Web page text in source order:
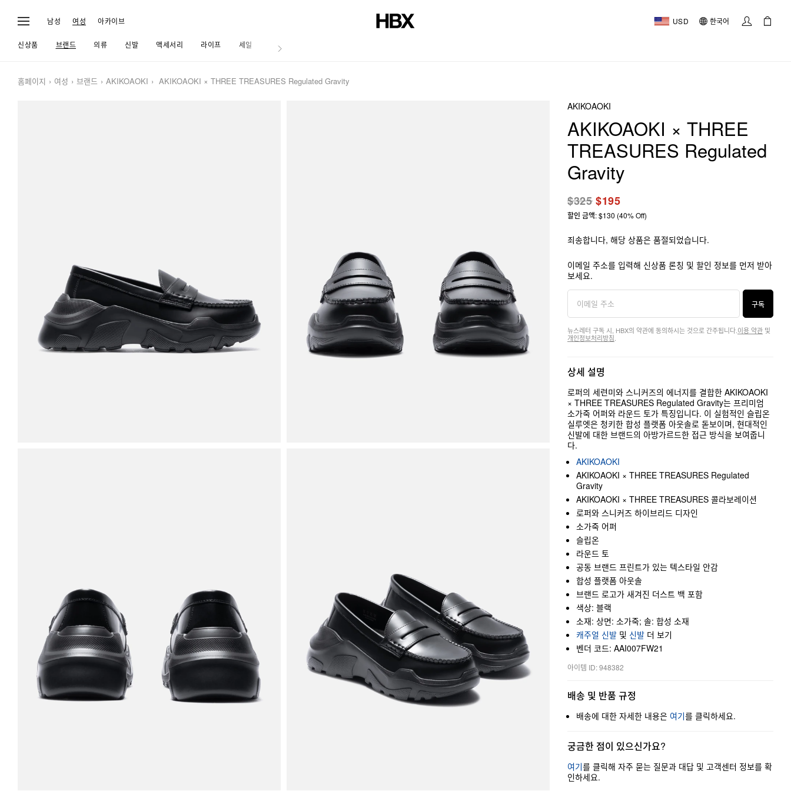
남성 여성 아카이브 USD 한국어
신상품 브랜드 의류 신발 액세서리 라이프 세일 저널
홈페이지 여성 브랜드 AKIKOAOKI AKIKOAOKI × THREE TREASURES Regulated Gravity
AKIKOAOKI
AKIKOAOKI × THREE
TREASURES Regulated
Gravity
$325$195
할인 금액: $130 (40% Off)
죄송합니다, 해당 상품은 품절되었습니다.
이메일 주소를 입력해 신상품 론칭 및 할인 정보를 먼저 받아
보세요.
구독
뉴스레터 구독 시, HBX의 약관에 동의하시는 것으로 간주됩니다. 이용 약관 및
개인정보처리방침
상세 설명
로퍼의 세련미와 스니커즈의 에너지를 결합한 AKIKOAOKI
× THREE TREASURES Regulated Gravity는 프리미엄
소가죽 어퍼와 라운드 토가 특징입니다. 이 실험적인 슬립온
실루엣은 청키한 합성 플랫폼 아웃솔로 돋보이며, 현대적인
신발에 대한 브랜드의 아방가르드한 접근 방식을 보여줍니
다.
AKIKOAOKI
AKIKOAOKI × THREE TREASURES Regulated
Gravity
AKIKOAOKI × THREE TREASURES 콜라보레이션
로퍼와 스니커즈 하이브리드 디자인
소가죽 어퍼
슬립온
라운드 토
공동 브랜드 프린트가 있는 텍스타일 안감
합성 플랫폼 아웃솔
브랜드 로고가 새겨진 더스트 백 포함
색상: 블랙
소재: 상면: 소가죽; 솔: 합성 소재
캐주얼 신발 및 신발 더 보기
벤더 코드: AAI007FW21
아이템 ID: 948382
배송 및 반품 규정
배송에 대한 자세한 내용은 여기를 클릭하세요.
궁금한 점이 있으신가요?
여기를 클릭해 자주 묻는 질문과 대답 및 고객센터 정보를 확
인하세요.